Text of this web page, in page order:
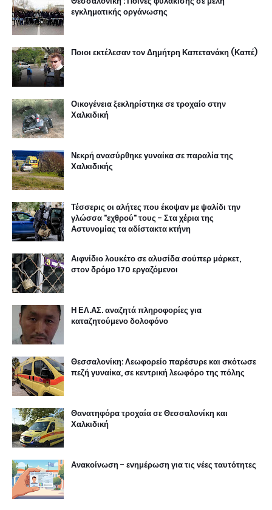
εγκληματικής οργάνωσης
Ποιοι εκτέλεσαν τον Δημήτρη Καπετανάκη (Καπέ)
Οικογένεια ξεκληρίστηκε σε τροχαίο στην
Χαλκιδική
Νεκρή ανασύρθηκε γυναίκα σε παραλία της
Χαλκιδικής
Τέσσερις οι αλήτες που έκοψαν με ψαλίδι την
γλώσσα "εχθρού" τους - Στα χέρια της
Αστυνομίας τα αδίστακτα κτήνη
Αιφνίδιο λουκέτο σε αλυσίδα σούπερ μάρκετ,
στον δρόμο 170 εργαζόμενοι
Η ΕΛ.ΑΣ. αναζητά πληροφορίες για
καταζητούμενο δολοφόνο
Θεσσαλονίκη: Λεωφορείο παρέσυρε και σκότωσε
πεζή γυναίκα, σε κεντρική λεωφόρο της πόλης
Θανατηφόρα τροχαία σε Θεσσαλονίκη και
Χαλκιδική
Ανακοίνωση - ενημέρωση για τις νέες ταυτότητες